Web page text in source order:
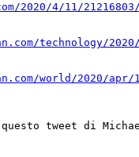
2020/4/11/
technology/
world/2020/apr/
tweet di